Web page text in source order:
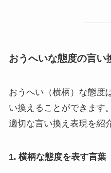
おうへいな態度の言い
おうへい（横柄）な態度
い換えることができます
適切な言い換え表現を紹
1. 横柄な態度を表す言葉